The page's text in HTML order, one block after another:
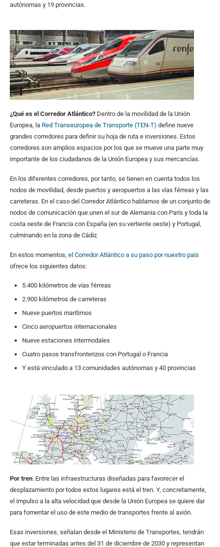
autónomas y 19 provincias.
¿Qué es el Corredor Atlántico? Dentro de la movilidad de la Unión
Europea, la Red Transeuropea de Transporte (TEN-T) define nueve
grandes corredores para definir su hoja de ruta e inversiones. Estos
corredores son amplios espacios por los que se mueve una parte muy
importante de los ciudadanos de la Unión Europea y sus mercancías.
En los diferentes corredores, por tanto, se tienen en cuenta todos los
nodos de movilidad, desde puertos y aeropuertos a las vías férreas y las
carreteras. En el caso del Corredor Atlántico hablamos de un conjunto de
nodos de comunicación que unen el sur de Alemania con París y toda la
costa oeste de Francia con España (en su vertiente oeste) y Portugal,
culminando en la zona de Cádiz.
En estos momentos, el Corredor Atlántico a su paso por nuestro país
ofrece los siguientes datos:
5.400 kilómetros de vías férreas
2.900 kilómetros de carreteras
Nueve puertos marítimos
Cinco aeropuertos internacionales
Nueve estaciones intermodales
Cuatro pasos transfronterizos con Portugal o Francia
Y está vinculado a 13 comunidades autónomas y 40 provincias
Por tren. Entre las infraestructuras diseñadas para favorecer el
desplazamiento por todos estos lugares está el tren. Y, concretamente,
el impulso a la alta velocidad que desde la Unión Europea se quiere dar
para fomentar el uso de este medio de transportes frente al avión.
Esas inversiones, señalan desde el Ministerio de Transportes, tendrán
que estar terminadas antes del 31 de diciembre de 2030 y representan